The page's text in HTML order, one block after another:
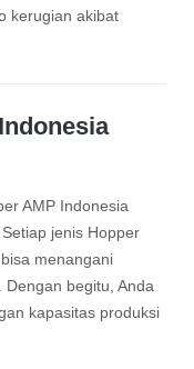
kerugian akibat
AMP Indonesia
jenis Hopper
menangani
begitu, Anda
kapasitas produksi